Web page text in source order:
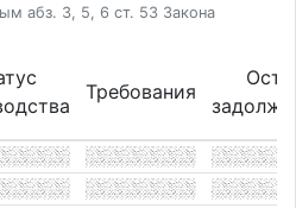
абз. 3, 5, 6 ст. 53 Закона
Требования